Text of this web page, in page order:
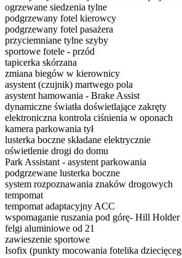
ogrzewane siedzenia tylne
podgrzewany fotel kierowcy
podgrzewany fotel pasażera
przyciemniane tylne szyby
sportowe fotele - przód
tapicerka skórzana
zmiana biegów w kierownicy
asystent (czujnik) martwego pola
asystent hamowania - Brake Assist
dynamiczne światła doświetlające zakręty
elektroniczna kontrola ciśnienia w oponach
kamera parkowania tył
lusterka boczne składane elektrycznie
oświetlenie drogi do domu
Park Assistant - asystent parkowania
podgrzewane lusterka boczne
system rozpoznawania znaków drogowych
tempomat
tempomat adaptacyjny ACC
wspomaganie ruszania pod górę- Hill Holder
felgi aluminiowe od 21
zawieszenie sportowe
Isofix (punkty mocowania fotelika